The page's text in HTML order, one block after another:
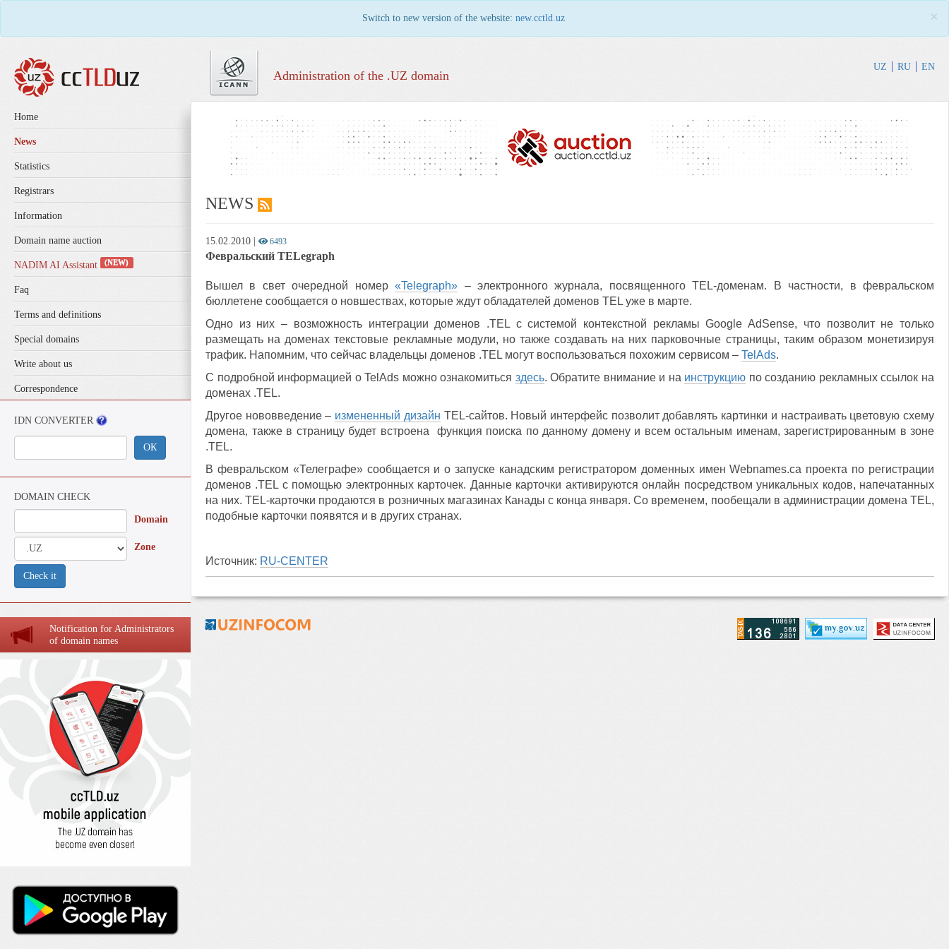
Switch to new version of the website: new.cctld.uz ×
Administration of the .UZ domain
UZ RU EN
Home
News
Statistics
Registrars
Information
Domain name auction
NADIM AI Assistant (NEW)
Faq
Terms and definitions
Special domains
Write about us
Correspondence
IDN CONVERTER
ОК
DOMAIN CHECK
Domain
Zone
Check it
Notification for Administrators
of domain names
NEWS
15.02.2010 6493
Февральский TELegraph
Вышел в свет очередной номер«Telegraph» – электронного журнала, посвященного TEL-доменам. В частности, в февральском
бюллетене сообщается о новшествах, которые ждут обладателей доменов TEL уже в марте.
Одно из них – возможность интеграции доменов .TEL с системой контекстной рекламы Google AdSense, что позволит не только
размещать на доменах текстовые рекламные модули, но также создавать на них парковочные страницы, таким образом монетизируя
трафик. Напомним, что сейчас владельцы доменов .TEL могут воспользоваться похожим сервисом – TelAds.
С подробной информацией о TelAds можно ознакомиться здесь. Обратите внимание и на инструкцию по созданию рекламных ссылок на
доменах .TEL.
Другое нововведение – измененный дизайн TEL-сайтов. Новый интерфейс позволит добавлять картинки и настраивать цветовую схему
домена, также в страницу будет встроена функция поиска по данному домену и всем остальным именам, зарегистрированным в зоне
.TEL.
В февральском «Телеграфе» сообщается и о запуске канадским регистратором доменных имен Webnames.ca проекта по регистрации
доменов .TEL с помощью электронных карточек. Данные карточки активируются онлайн посредством уникальных кодов, напечатанных
на них. TEL-карточки продаются в розничных магазинах Канады с конца января. Со временем, пообещали в администрации домена TEL,
подобные карточки появятся и в других странах.
Источник: RU-CENTER